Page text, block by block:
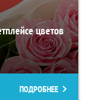
цветов
ПОДРОБНЕЕ